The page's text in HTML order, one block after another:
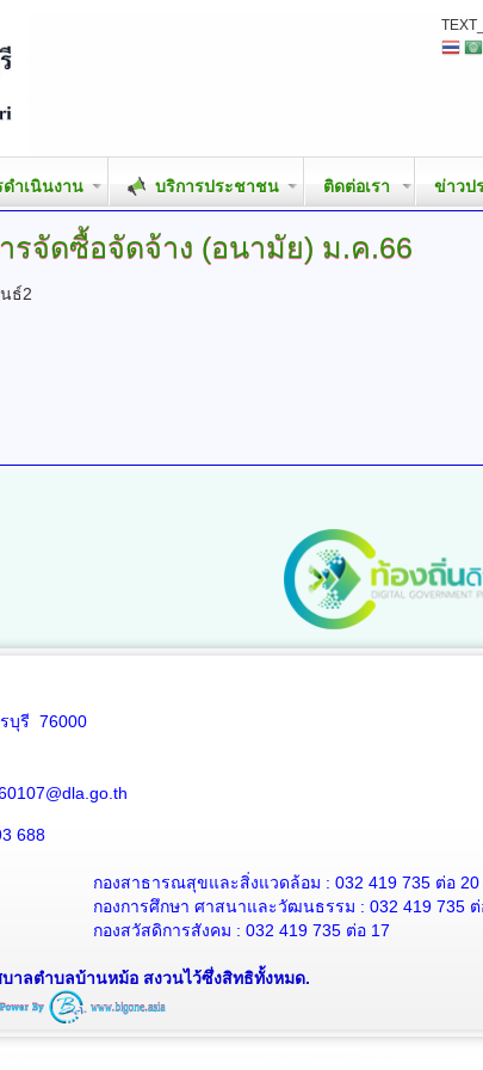
ำเนินงาน บริการประชาชน ติดต่อเรา ข่าวป
รจัดซื้อจัดจ้าง (อนามัย) ม.ค.66
ธ์2
บุรี 76000
688
กองสาธารณสุขและสิ่งแวดล้อม : 032 419 735 ต่อ 20
กองการศึกษา ศาสนาและวัฒนธรรม : 032 419 735 ต่
กองสวัสดิการสังคม : 032 419 735 ต่อ 17
าลตำบลบ้านหม้อ สงวนไว้ซึ่งสิทธิทั้งหมด.